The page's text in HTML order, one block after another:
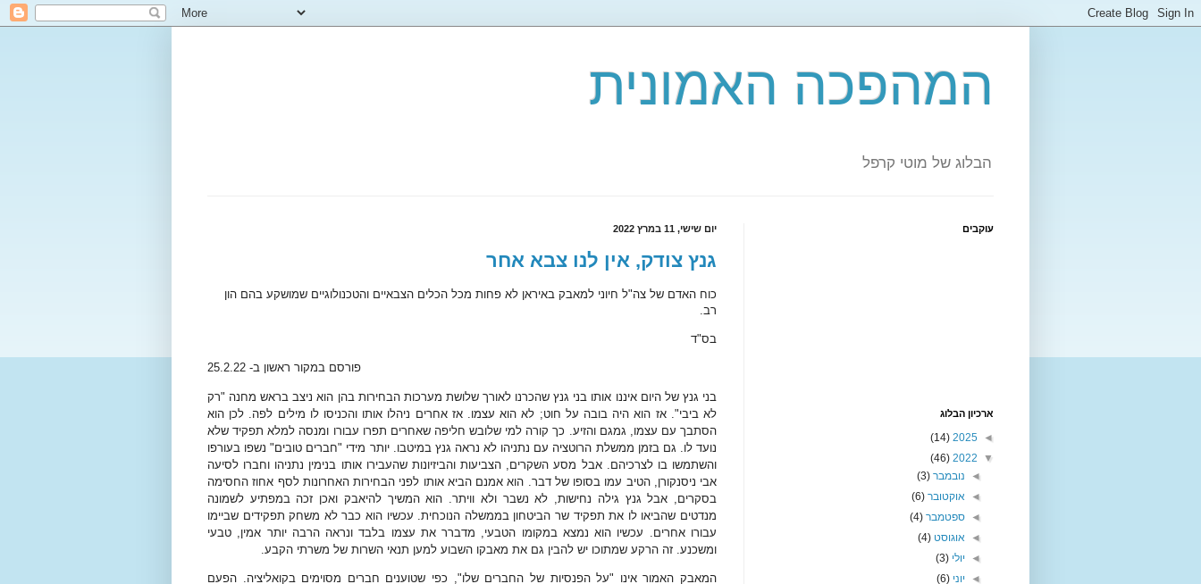
המהפכה האמונית
הבלוג של מוטי קרפל
יום שישי, 11 במרץ 2022
גנץ צודק, אין לנו צבא אחר
כוח האדם של צה"ל חיוני למאבק באיראן לא פחות מכל הכלים הצבאיים והטכנולוגיים שמושקע בהם הון
רב.
בס"ד
פורסם במקור ראשון ב- 25.2.22
בני גנץ של היום איננו אותו בני גנץ שהכרנו לאורך שלושת מערכות הבחירות בהן הוא ניצב בראש מחנה "רק
לא ביבי". אז הוא היה בובה על חוט; לא הוא עצמו. אז אחרים ניהלו אותו והכניסו לו מילים לפה. לכן הוא
הסתבך עם עצמו, גמגם והזיע. כך קורה למי שלובש חליפה שאחרים תפרו עבורו ומנסה למלא תפקיד שלא
נועד לו. גם בזמן ממשלת הרוטציה עם נתניהו לא נראה גנץ במיטבו. יותר מידי "חברים טובים" נשפו בעורפו
והשתמשו בו לצרכיהם. אבל מסע השקרים, הצביעות והביזיונות שהעבירו אותו בנימין נתניהו וחברו לסיעה
אבי ניסנקורן, הטיב עמו בסופו של דבר. הוא אמנם הביא אותו לפני הבחירות האחרונות לסף אחוז החסימה
בסקרים, אבל גנץ גילה נחישות, לא נשבר ולא וויתר. הוא המשיך להיאבק ואכן זכה במפתיע לשמונה
מנדטים שהביאו לו את תפקיד שר הביטחון בממשלה הנוכחית. עכשיו הוא כבר לא משחק תפקידים שביימו
עבורו אחרים. עכשיו הוא נמצא במקומו הטבעי, מדברר את עצמו בלבד ונראה הרבה יותר אמין, טבעי
ומשכנע. זה הרקע שמתוכו יש להבין גם את מאבקו השבוע למען תנאי השרות של משרתי הקבע.
המאבק האמור אינו "על הפנסיות של החברים שלו", כפי שטוענים חברים מסוימים בקואליציה. הפעם
עוקבים
ארכיון הבלוג
◄
2025
(14)
▼
2022
(46)
◄ נובמבר(3)
◄ אוקטובר(6)
◄ספטמבר(4)
◄ אוגוסט(4)
◄ יולי(3)
◄ יוני(6)